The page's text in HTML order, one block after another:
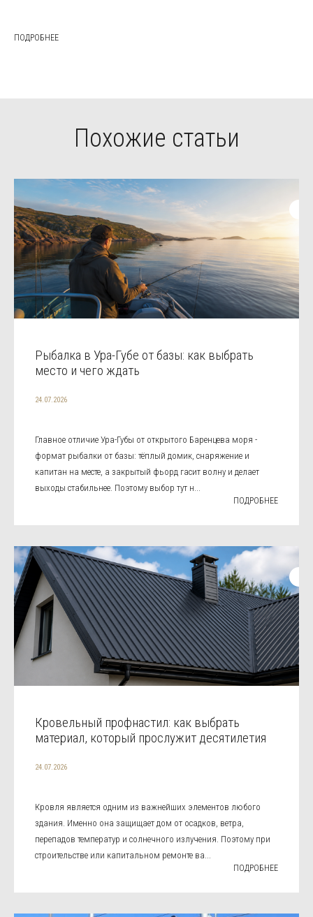
ПОДРОБНЕЕ
Похожие статьи
Рыбалка в Ура-Губе от базы: как выбрать
место и чего ждать
24.07.2026
Главное отличие Ура-Губы от открытого Баренцева моря -
формат рыбалки от базы: тёплый домик, снаряжение и
капитан на месте, а закрытый фьорд гасит волну и делает
выходы стабильнее. Поэтому выбор тут н...
ПОДРОБНЕЕ
Кровельный профнастил: как выбрать
материал, который прослужит десятилетия
24.07.2026
Кровля является одним из важнейших элементов любого
здания. Именно она защищает дом от осадков, ветра,
перепадов температур и солнечного излучения. Поэтому при
строительстве или капитальном ремонте ва...
ПОДРОБНЕЕ